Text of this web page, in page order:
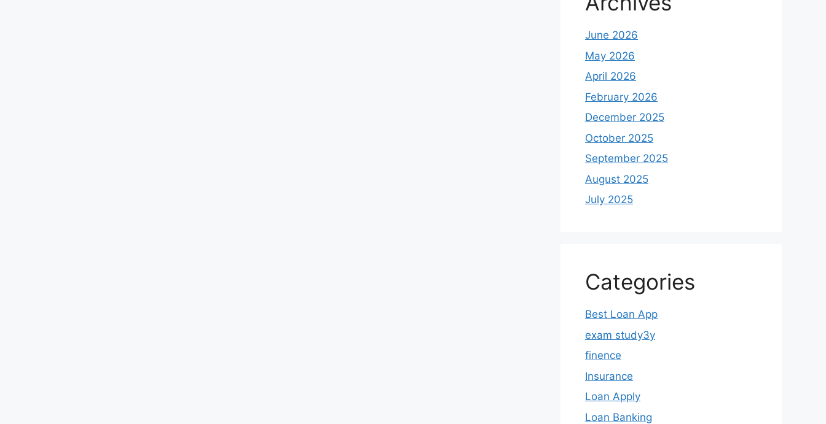
June 2026
May 2026
April 2026
February 2026
December 2025
October 2025
September 2025
August 2025
July 2025
Categories
Best Loan App
exam study3y
finence
Insurance
Loan Apply
Loan Banking